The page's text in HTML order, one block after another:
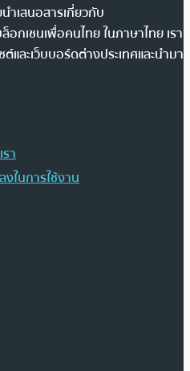
ำเสนอสารเกี่ยวกับ
อกเชนเพื่อคนไทย ในภาษาไทย เรา
ละเว็บบอร์ดต่างประเทศและนำมา
า
ในการใช้งาน